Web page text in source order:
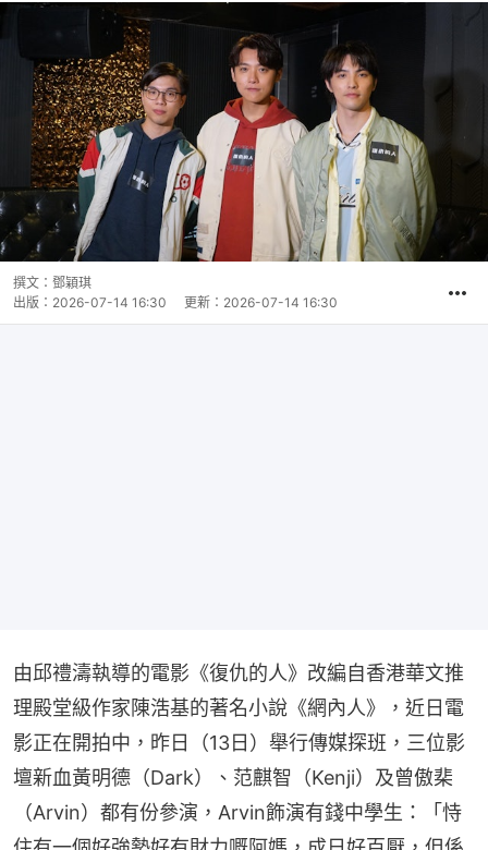
撰文： 鄧穎琪
出版： 2026-07-14 16:30 更新： 2026-07-14 16:30
由邱禮濤執導的電影《復仇的人》改編自香港華文推
理殿堂級作家陳浩基的著名小說《網內人》，近日電
影正在開拍中，昨日（13日）舉行傳媒探班，三位影
壇新血黃明德（Dark）、范麒智（Kenji）及曾傲棐
（Arvin）都有份參演，Arvin飾演有錢中學生：「恃